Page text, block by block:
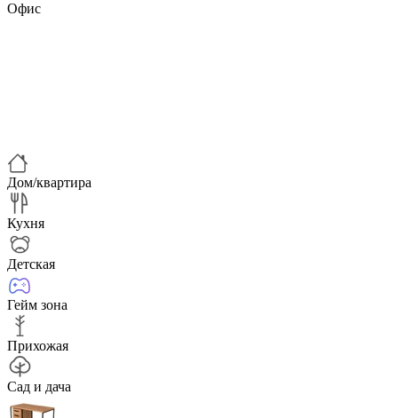
Офис
Дом/квартира
Кухня
Детская
Гейм зона
Прихожая
Сад и дача